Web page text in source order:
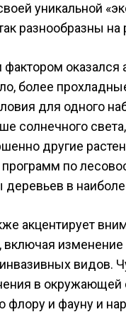
уникальной
разнообразны на
оказался
более
для одного
солнечного
другие
по
в
акцентирует
включая
видов.
в окружающей
флору и фауну и